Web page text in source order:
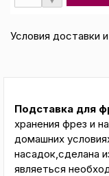
Условия доставки
Подставка для
хранения фрез и
домашних
насадок,сделана
являеться